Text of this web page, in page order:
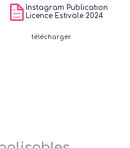
Instagram Publication
Licence Estivale 2024
télécharger